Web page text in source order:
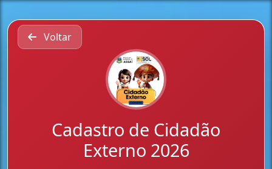
Voltar
Cadastro de Cidadão
Externo 2026